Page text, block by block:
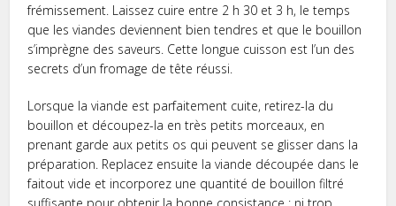
frémissement. Laissez cuire entre 2 h 30 et 3 h, le temps
que les viandes deviennent bien tendres et que le bouillon
s’imprègne des saveurs. Cette longue cuisson est l’un des
secrets d’un fromage de tête réussi.
Lorsque la viande est parfaitement cuite, retirez-la du
bouillon et découpez-la en très petits morceaux, en
prenant garde aux petits os qui peuvent se glisser dans la
préparation. Replacez ensuite la viande découpée dans le
faitout vide et incorporez une quantité de bouillon filtré